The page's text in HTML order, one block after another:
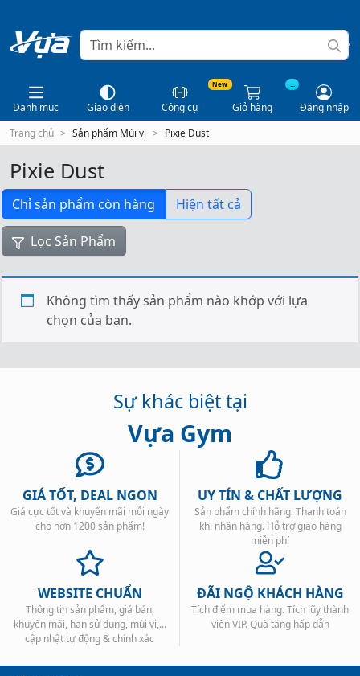
Danh mục Giao diện
New
Công cụ
...
Giỏ hàng
Đăng nhập
Trang chủ
Sản phẩm Mùi vị Pixie Dust
Pixie Dust
Chỉ sản phẩm còn hàng Hiện tất cả
Lọc Sản Phẩm
Không tìm thấy sản phẩm nào khớp với lựa
chọn của bạn.
Sự khác biệt tại
Vựa Gym
GIÁ TỐT, DEAL NGON
Giá cực tốt và khuyến mãi mỗi ngày
cho hơn 1200 sản phẩm!
UY TÍN & CHẤT LƯỢNG
Sản phẩm chính hãng. Thanh toán
khi nhận hàng. Hỗ trợ giao hàng
miễn phí
WEBSITE CHUẨN
Thông tin sản phẩm, giá bán,
khuyến mãi, hạn sử dụng, mùi vị,...
cập nhật tự động & chính xác
ĐÃI NGỘ KHÁCH HÀNG
Tích điểm mua hàng. Tích lũy thành
viên VIP. Quà tặng hấp dẫn